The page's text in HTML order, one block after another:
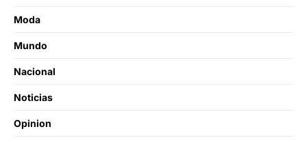
Moda
Mundo
Nacional
Noticias
Opinion